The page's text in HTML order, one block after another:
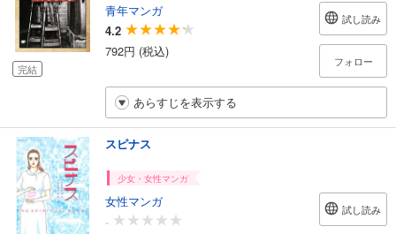
完結
青年マンガ
4.2
792円 (税込)
試し読み
フォロー
あらすじを表示する
スピナス
少女・女性マンガ
女性マンガ
-
試し読み